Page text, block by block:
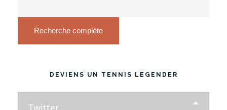
Recherche complète
DEVIENS UN TENNIS LEGENDER
Twitter